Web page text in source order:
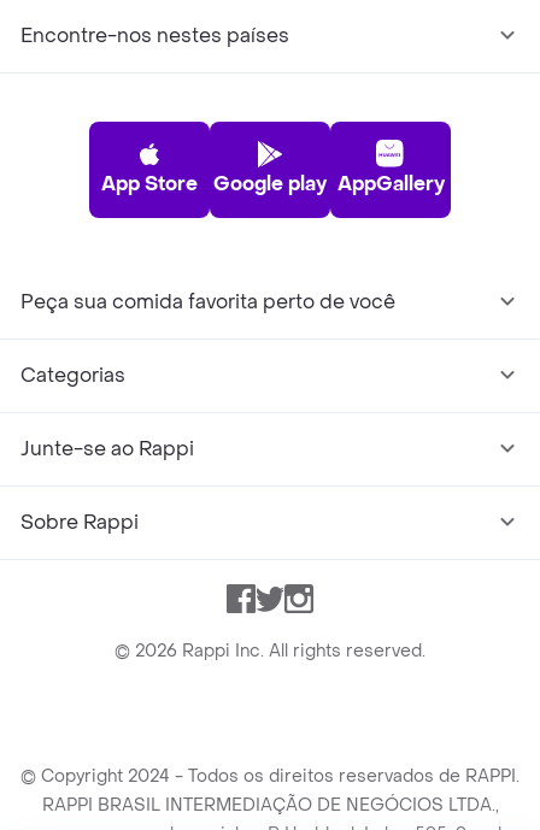
Encontre-nos nestes países
App Store Google play AppGallery
Peça sua comida favorita perto de você
Categorias
Junte-se ao Rappi
Sobre Rappi
Facebook
TwitterInstagram
© 2026 Rappi Inc. All rights reserved.
© Copyright 2024 - Todos os direitos reservados de RAPPI.
RAPPI BRASIL INTERMEDIAÇÃO DE NEGÓCIOS LTDA.,